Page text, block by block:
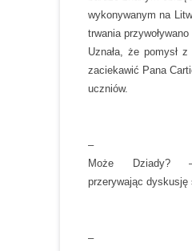
wykonywanym na
trwania przywoływano
Uznała, że pomysł
zaciekawić Pana
uczniów.
–
Może Dziady? –
przerywając dyskusję
–